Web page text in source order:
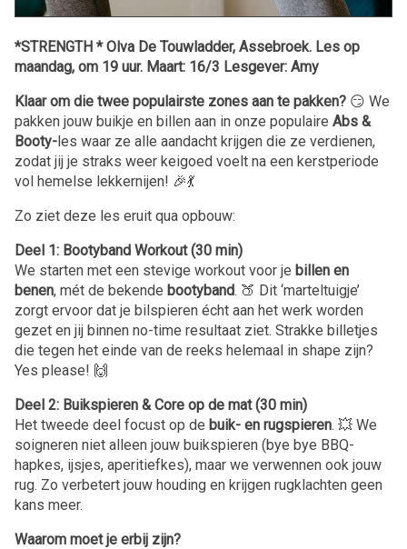
*STRENGTH * Olva De Touwladder, Assebroek. Les op
maandag, om 19 uur. Maart: 16/3 Lesgever: Amy
Klaar om die twee populairste zones aan te pakken? 😏 We
pakken jouw buikje en billen aan in onze populaire Abs &
Booty-les waar ze alle aandacht krijgen die ze verdienen,
zodat jij je straks weer keigoed voelt na een kerstperiode
vol hemelse lekkernijen! 🎉💃
Zo ziet deze les eruit qua opbouw:
Deel 1: Bootyband Workout (30 min)
We starten met een stevige workout voor je billen en
benen, mét de bekende bootyband. 🍑 Dit ‘marteltuigje’
zorgt ervoor dat je bilspieren écht aan het werk worden
gezet en jij binnen no-time resultaat ziet. Strakke billetjes
die tegen het einde van de reeks helemaal in shape zijn?
Yes please! 🙌
Deel 2: Buikspieren & Core op de mat (30 min)
Het tweede deel focust op de buik- en rugspieren. 💥 We
soigneren niet alleen jouw buikspieren (bye bye BBQ-
hapkes, ijsjes, aperitiefkes), maar we verwennen ook jouw
rug. Zo verbetert jouw houding en krijgen rugklachten geen
kans meer.
Waarom moet je erbij zijn?